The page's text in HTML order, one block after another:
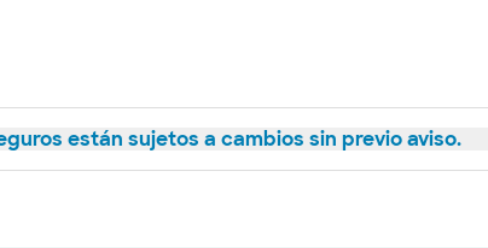
están sujetos a cambios sin previo aviso.